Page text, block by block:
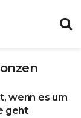
wenn es um
geht